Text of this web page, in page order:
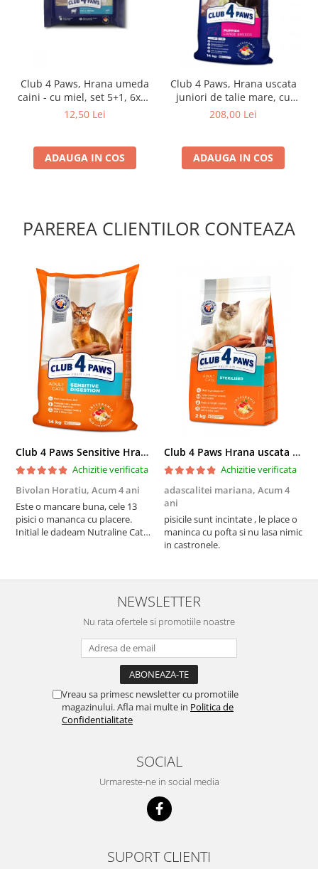
Club 4 Paws, Hrana umeda
caini - cu miel, set 5+1, 6x80
g
12,50 Lei
ADAUGA IN COS
Club 4 Paws, Hrana uscata
juniori de talie mare, cu
pui, 14kg
208,00 Lei
ADAUGA IN COS
PAREREA CLIENTILOR CONTEAZA
Club 4 Paws Sensitive Hrana uscata pisici adulte, 14kg
Achizitie verificata
Bivolan Horatiu, Acum 4 ani
Este o mancare buna, cele 13
pisici o mananca cu placere.
Initial le dadeam Nutraline Cat
nu o mananca cu placere. Eu
sunt multumit si voi continua cu
Club 4 Paws Hrana uscata pisici sterilizate, 2kg
Achizitie verificata
adascalitei mariana, Acum 4
ani
pisicile sunt incintate , le place o
maninca cu pofta si nu lasa nimic
in castronele.
NEWSLETTER
Nu rata ofertele si promotiile noastre
Vreau sa primesc newsletter cu promotiile
magazinului. Afla mai multe in Politica de
Confidentialitate
SOCIAL
Urmareste-ne in social media
SUPORT CLIENTI